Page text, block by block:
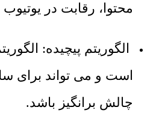
محتوا، رقابت در
الگوریتم پیچیده:
است و می تواند برای
چالش برانگیز باشد.